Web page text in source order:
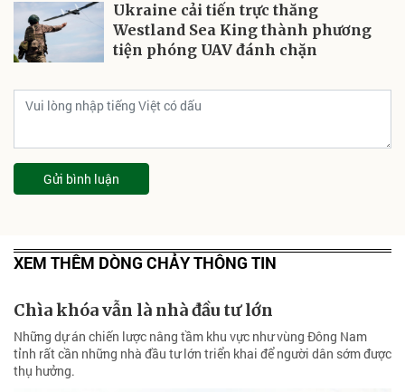
Ukraine cải tiến trực thăng
Westland Sea King thành phương
tiện phóng UAV đánh chặn
Gửi bình luận
XEM THÊM DÒNG CHẢY THÔNG TIN
Chìa khóa vẫn là nhà đầu tư lớn
Những dự án chiến lược nâng tầm khu vực như vùng Đông Nam
tỉnh rất cần những nhà đầu tư lớn triển khai để người dân sớm được
thụ hưởng.